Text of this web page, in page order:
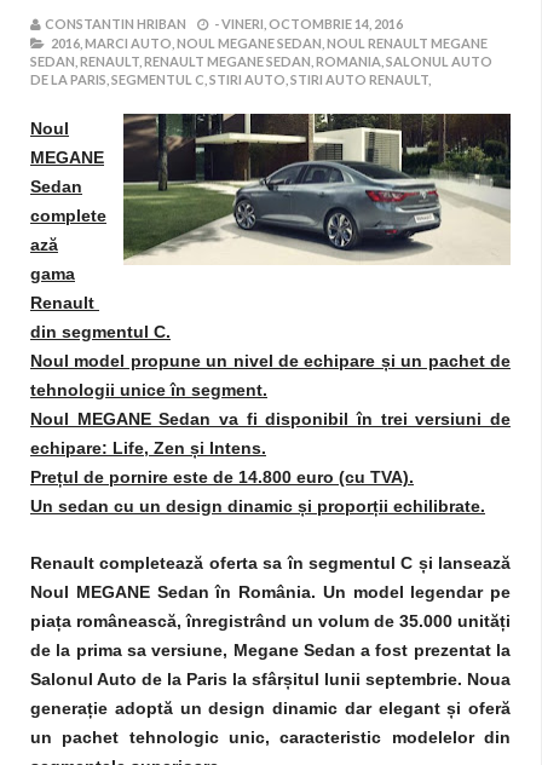
CONSTANTIN HRIBAN -VINERI, OCTOMBRIE 14, 2016
2016, MARCI AUTO, NOUL MEGANE SEDAN, NOUL RENAULT MEGANE
SEDAN, RENAULT, RENAULT MEGANE SEDAN, ROMANIA, SALONUL AUTO
DE LA PARIS, SEGMENTUL C, STIRI AUTO, STIRI AUTO RENAULT,
Noul
MEGANE
Sedan
complete
ază
gama
Renault
din segmentul C.
Noul model propune un nivel de echipare și un pachet de
tehnologii unice în segment.
Noul MEGANE Sedan va fi disponibil în trei versiuni de
echipare: Life, Zen și Intens.
Prețul de pornire este de 14.800 euro (cu TVA).
Un sedan cu un design dinamic și proporții echilibrate.
Renault completează oferta sa în segmentul C și lansează
Noul MEGANE Sedan în România. Un model legendar pe
piața românească, înregistrând un volum de 35.000 unități
de la prima sa versiune, Megane Sedan a fost prezentat la
Salonul Auto de la Paris la sfârșitul lunii septembrie. Noua
generație adoptă un design dinamic dar elegant și oferă
un pachet tehnologic unic, caracteristic modelelor din